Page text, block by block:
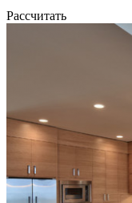
Рассчитать